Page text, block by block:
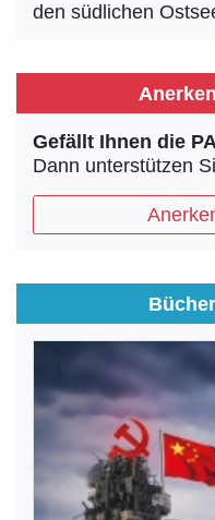
den südlichen
Gefällt Ihnen die
Dann unterstützen